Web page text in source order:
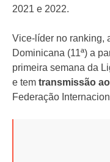
2021 e 2022.
Vice-líder no ranking,
Dominicana (11ª) a
primeira semana da
e tem transmissão
Federação